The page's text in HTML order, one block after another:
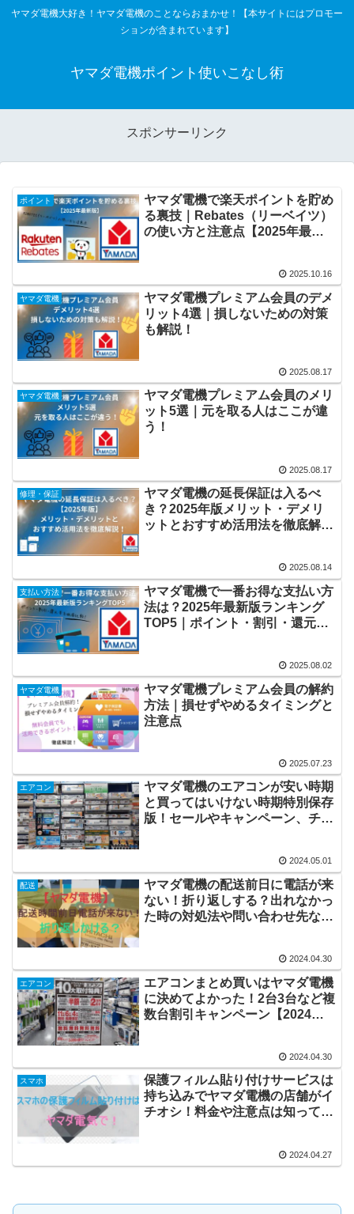
ヤマダ電機大好き！ヤマダ電機のことならおまかせ！【本サイトにはプロモー
ションが含まれています】
ヤマダ電機ポイント使いこなし術
スポンサーリンク
ポイント
ヤマダ電機で楽天ポイントを貯め
る裏技｜Rebates（リーベイツ）
の使い方と注意点【2025年最新
2025.10.16
ヤマダ電機
ヤマダ電機プレミアム会員のデメ
リット4選｜損しないための対策
も解説！
2025.08.17
ヤマダ電機
ヤマダ電機プレミアム会員のメリ
ット5選｜元を取る人はここが違
う！
2025.08.17
修理・保証
ヤマダ電機の延長保証は入るべ
き？2025年版メリット・デメリ
ットとおすすめ活用法を徹底解
2025.08.14
支払い方法
ヤマダ電機で一番お得な支払い方
法は？2025年最新版ランキング
TOP5｜ポイント・割引・還元率
2025.08.02
ヤマダ電機
ヤマダ電機プレミアム会員の解約
方法｜損せずやめるタイミングと
注意点
2025.07.23
エアコン
ヤマダ電機のエアコンが安い時期
と買ってはいけない時期特別保存
版！セールやキャンペーン、チラ
2024.05.01
配送
ヤマダ電機の配送前日に電話が来
ない！折り返しする？出れなかっ
た時の対処法や問い合わせ先など
2024.04.30
エアコン
エアコンまとめ買いはヤマダ電機
に決めてよかった！2台3台など複
数台割引キャンペーン【2024】
2024.04.30
スマホ
保護フィルム貼り付けサービスは
持ち込みでヤマダ電機の店舗がイ
チオシ！料金や注意点は知ってお
2024.04.27